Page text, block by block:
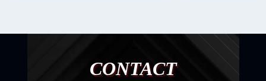
CONTACT